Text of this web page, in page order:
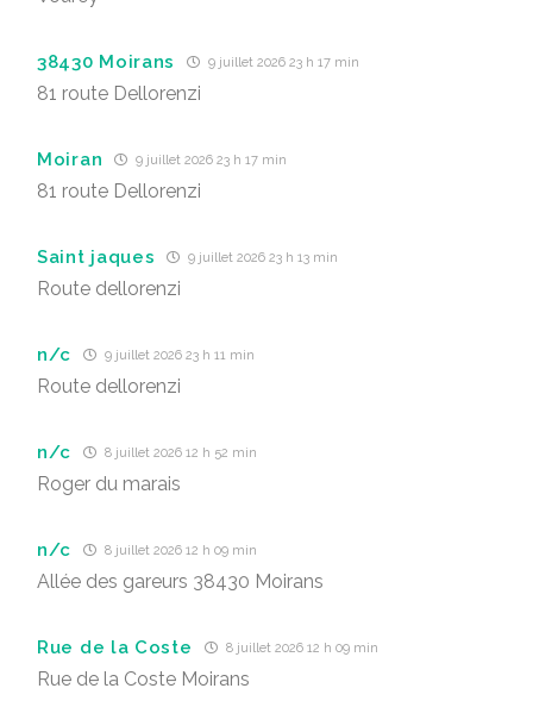
38430 Moirans 9 juillet 2026 23 h 17 min
81 route Dellorenzi
Moiran 9 juillet 2026 23 h 17 min
81 route Dellorenzi
Saint jaques 9 juillet 2026 23 h 13 min
Route dellorenzi
n/c 9 juillet 2026 23 h 11 min
Route dellorenzi
n/c 8 juillet 2026 12 h 52 min
Roger du marais
n/c 8 juillet 2026 12 h 09 min
Allée des gareurs 38430 Moirans
Rue de la Coste 8 juillet 2026 12 h 09 min
Rue de la Coste Moirans